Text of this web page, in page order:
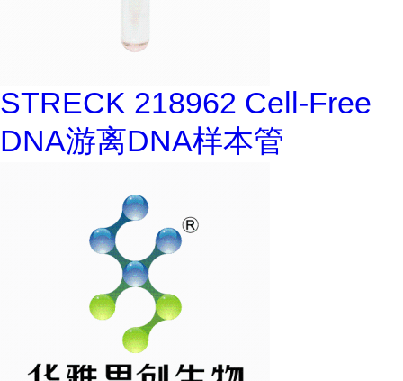
STRECK 218962 Cell-Free
DNA游离DNA样本管